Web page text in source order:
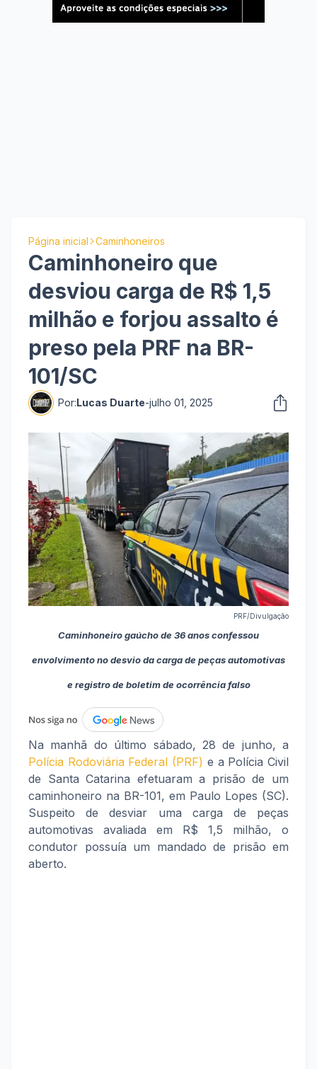
Página inicial Caminhoneiros
Caminhoneiro que
desviou carga de R$ 1,5
milhão e forjou assalto é
preso pela PRF na BR-
101/SC
Por:Lucas Duarte-julho 01, 2025
PRF/Divulgação
Caminhoneiro gaúcho de 36 anos confessou
envolvimento no desvio da carga de peças automotivas
e registro de boletim de ocorrência falso
Na manhã do último sábado, 28 de junho, a
Polícia Rodoviária Federal (PRF) e a Polícia Civil
de Santa Catarina efetuaram a prisão de um
caminhoneiro na BR-101, em Paulo Lopes (SC).
Suspeito de desviar uma carga de peças
automotivas avaliada em R$ 1,5 milhão, o
condutor possuía um mandado de prisão em
aberto.